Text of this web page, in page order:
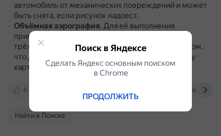
автомобиль от механических повреждений и может
быть снята, если рисунок надоест.
Объёмная аэрография. Для её выполнения
применяют технику 3D.
трёхмерном исполнении сверху покрывают лаком,
что делает его цвета более насыщенными, а саму
картину — более объёмной.
0 spravochnick.ru
Найти в Поиске
Поиск в Яндексе
Сделать Яндекс основным поиском
в Сhrome
ПРОДОЛЖИТЬ